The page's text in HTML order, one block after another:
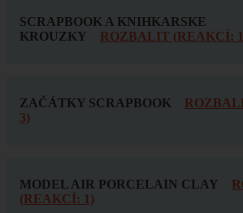
SCRAPBOOK A KNIHKARSKE
KROUZKY
ROZBALIT (REAKCÍ:
ZAČÁTKY SCRAPBOOK
3)
MODEL AIR PORCELAIN CLAY
(REAKCÍ: 1)